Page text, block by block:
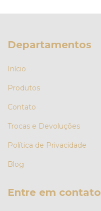
Departamentos
Início
Produtos
Contato
Trocas e Devoluções
Política de Privacidade
Blog
Entre em contato